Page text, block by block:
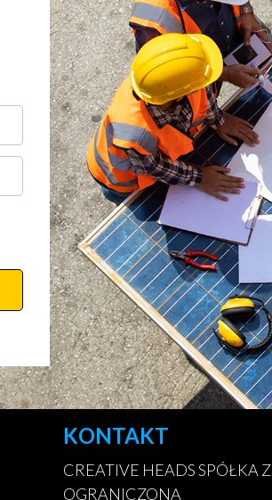
KONTAKT
CREATIVE HEADS SPÓŁKA Z
OGRANICZONĄ